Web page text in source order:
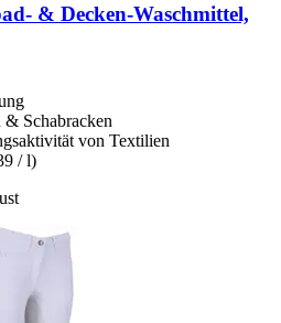
& Decken-​Waschmittel,
Schabracken
von Textilien
/ l)